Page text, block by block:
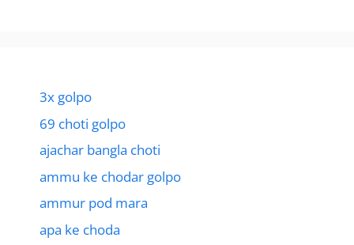
3x golpo
69 choti golpo
ajachar bangla choti
ammu ke chodar golpo
ammur pod mara
apa ke choda